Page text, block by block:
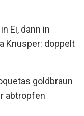
Ei, dann in
Knusper: doppelt
goldbraun
abtropfen